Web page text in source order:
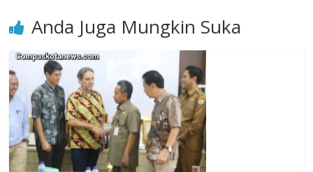
Anda Juga Mungkin Suka